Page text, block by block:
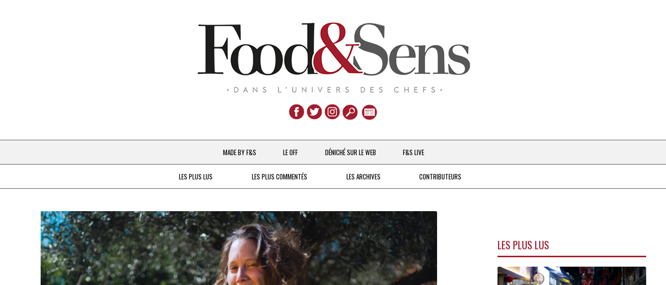
Aller
au
contenu
MADE BY F&S
CHEFS & ACTUALITÉS
À LA PETITE CUILLÈRE
DESTIN DE FEMME
V…DE VOYAGE
LE OFF DÉNICHÉ SUR LE WEB F&S LIVE
LES PLUS LUS LES PLUS COMMENTÉS LES ARCHIVES
DEPUIS 2016
CONTRIBUTEURS
LES PLUS LUS